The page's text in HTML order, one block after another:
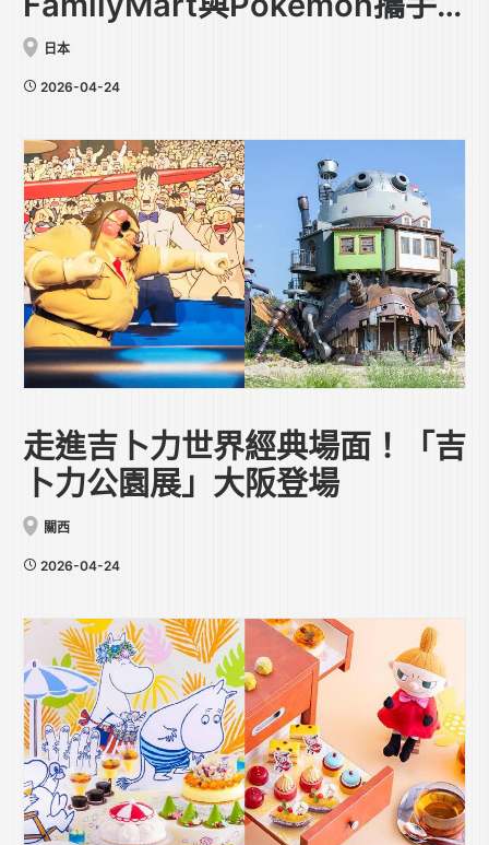
合作
日本
2026-04-24
走進吉卜力世界經典場面！「吉
卜力公園展」大阪登場
關西
2026-04-24